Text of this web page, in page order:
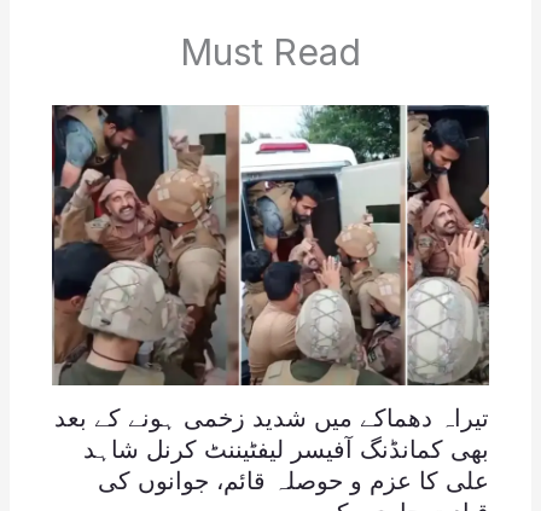
Must Read
تیراہ دھماکے میں شدید زخمی ہونے کے بعد
بھی کمانڈنگ آفیسر لیفٹیننٹ کرنل شاہد
علی کا عزم و حوصلہ قائم، جوانوں کی